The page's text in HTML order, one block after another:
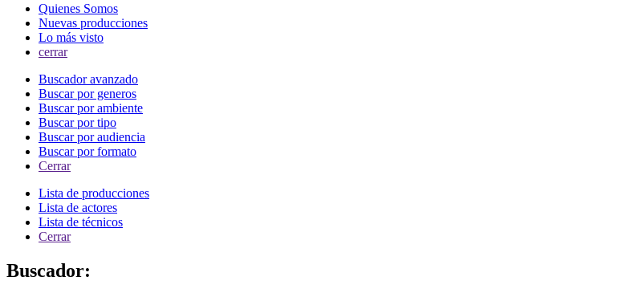
Quienes Somos
Nuevas producciones
Lo más visto
cerrar
Buscador avanzado
Buscar por generos
Buscar por ambiente
Buscar por tipo
Buscar por audiencia
Buscar por formato
Cerrar
Lista de producciones
Lista de actores
Lista de técnicos
Cerrar
Buscador: